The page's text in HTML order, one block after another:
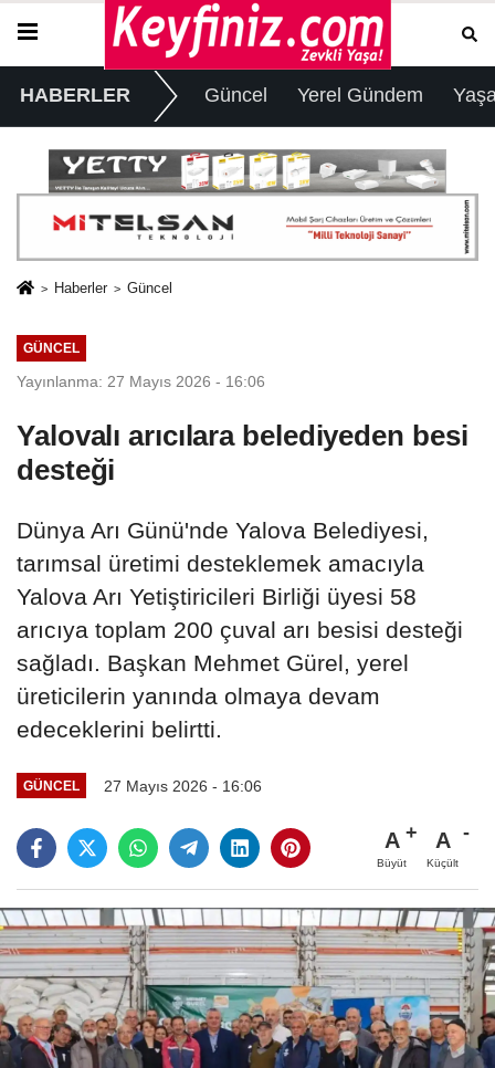
HABERLER Güncel Yerel Gündem
Haberler Güncel
GÜNCEL
Yayınlanma: 27 Mayıs 2026 - 16:06
Yalovalı arıcılara belediyeden besi
desteği
Dünya Arı Günü'nde Yalova Belediyesi,
tarımsal üretimi desteklemek amacıyla
Yalova Arı Yetiştiricileri Birliği üyesi 58
arıcıya toplam 200 çuval arı besisi desteği
sağladı. Başkan Mehmet Gürel, yerel
üreticilerin yanında olmaya devam
edeceklerini belirtti.
GÜNCEL 27 Mayıs 2026 - 16:06
A
Büyüt
A
Küçült